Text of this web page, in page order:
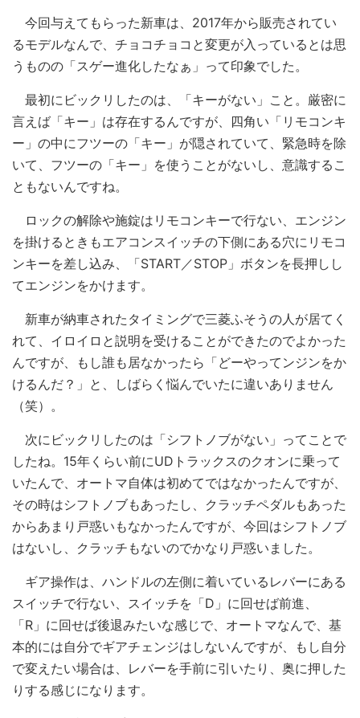
今回与えてもらった新車は、2017年から販売されてい
るモデルなんで、チョコチョコと変更が入っているとは思
うものの「スゲー進化したなぁ」って印象でした。
最初にビックリしたのは、「キーがない」こと。厳密に
言えば「キー」は存在するんですが、四角い「リモコンキ
ー」の中にフツーの「キー」が隠されていて、緊急時を除
いて、フツーの「キー」を使うことがないし、意識するこ
ともないんですね。
ロックの解除や施錠はリモコンキーで行ない、エンジン
を掛けるときもエアコンスイッチの下側にある穴にリモコ
ンキーを差し込み、「START／STOP」ボタンを長押しし
てエンジンをかけます。
新車が納車されたタイミングで三菱ふそうの人が居てく
れて、イロイロと説明を受けることができたのでよかった
んですが、もし誰も居なかったら「どーやってンジンをか
けるんだ？」と、しばらく悩んでいたに違いありません
（笑）。
次にビックリしたのは「シフトノブがない」ってことで
したね。15年くらい前にUDトラックスのクオンに乗って
いたんで、オートマ自体は初めてではなかったんですが、
その時はシフトノブもあったし、クラッチペダルもあった
からあまり戸惑いもなかったんですが、今回はシフトノブ
はないし、クラッチもないのでかなり戸惑いました。
ギア操作は、ハンドルの左側に着いているレバーにある
スイッチで行ない、スイッチを「D」に回せば前進、
「R」に回せば後退みたいな感じで、オートマなんで、基
本的には自分でギアチェンジはしないんですが、もし自分
で変えたい場合は、レバーを手前に引いたり、奥に押した
りする感じになります。